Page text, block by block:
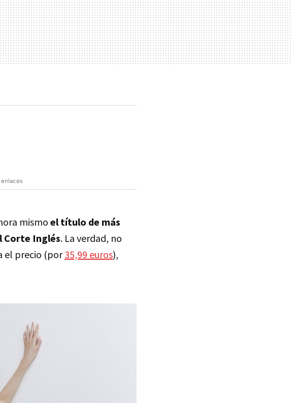
mismo el título de más
Corte Inglés. La verdad, no
el precio (por35,99 euros),